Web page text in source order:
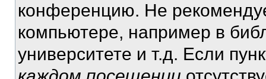
конференцию. Не
компьютере, например в
университете и т.д. Если